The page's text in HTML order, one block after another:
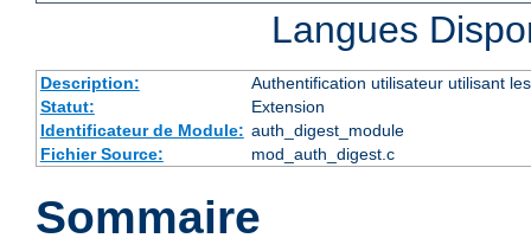
Langues
Description:
Authentification utilisateur utilisant
Statut:
Extension
Identificateur de Module: auth_digest_module
Fichier Source:
mod_auth_digest.c
Sommaire